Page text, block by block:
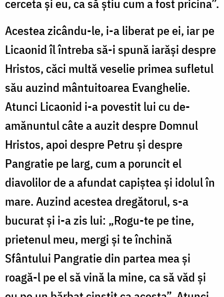
cerceta și eu, ca să știu cum a fost pricina”.
Acestea zicându-le, i-a liberat pe ei, iar pe
Licaonid îl întreba să-i spună iarăși despre
Hristos, căci multă veselie primea sufletul
său auzind mântuitoarea Evanghelie.
Atunci Licaonid i-a povestit lui cu de-
amănuntul câte a auzit despre Domnul
Hristos, apoi despre Petru și despre
Pangratie pe larg, cum a poruncit el
diavolilor de a afundat capiștea și idolul în
mare. Auzind acestea dregătorul, s-a
bucurat și i-a zis lui: „Rogu-te pe tine,
prietenul meu, mergi și te închină
Sfântului Pangratie din partea mea și
roagă-l pe el să vină la mine, ca să văd și